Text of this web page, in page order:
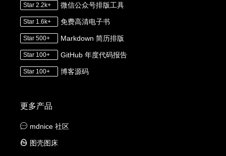
Star 2.2k+ 微信公众号排版工具
Star 1.6k+ 免费高清电子书
Star 500+ Markdown 简历排版
Star 100+ GitHub 年度代码报告
Star 100+ 博客源码
更多产品
mdnice 社区
图壳图床